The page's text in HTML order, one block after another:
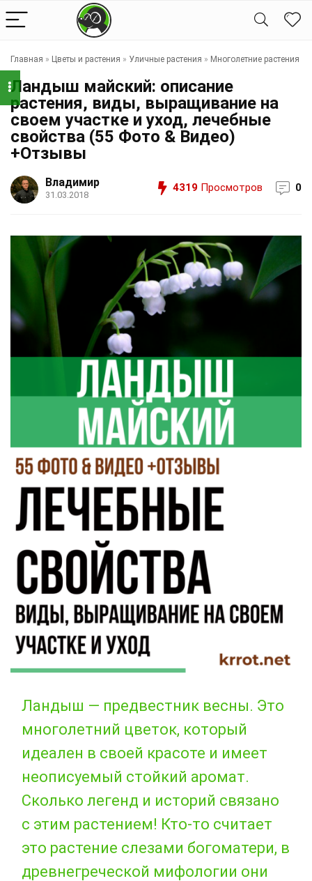
Главная » Цветы и растения » Уличные растения » Многолетние растения
Ландыш майский: описание
растения, виды, выращивание на
своем участке и уход, лечебные
свойства (55 Фото & Видео)
+Отзывы
Владимир
31.03.2018
4319 Просмотров 0
Ландыш — предвестник весны. Это
многолетний цветок, который
идеален в своей красоте и имеет
неописуемый стойкий аромат.
Сколько легенд и историй связано
с этим растением! Кто-то считает
это растение слезами богоматери, в
древнегреческой мифологии они